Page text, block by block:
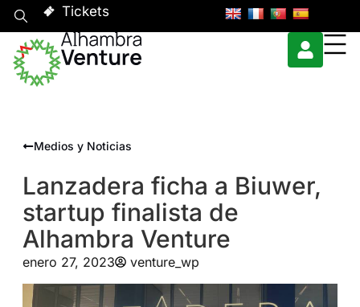
Tickets
Medios y Noticias
Lanzadera ficha a Biuwer,
startup finalista de
Alhambra Venture
enero 27, 2023 venture_wp